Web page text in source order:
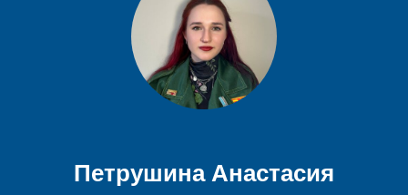
Петрушина Анастасия